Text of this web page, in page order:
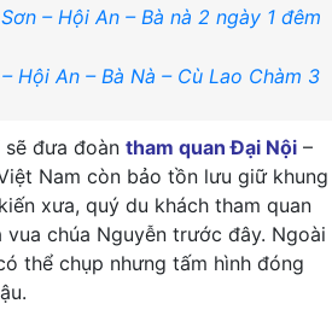
– Hội An – Bà nà 2 ngày 1 đêm
Hội An – Bà Nà – Cù Lao Chàm 3
sẽ đưa đoàn tham quan Đại Nội –
Nam còn bảo tồn lưu giữ khung
xưa, quý du khách tham quan
chúa Nguyễn trước đây. Ngoài
thể chụp nhưng tấm hình đóng